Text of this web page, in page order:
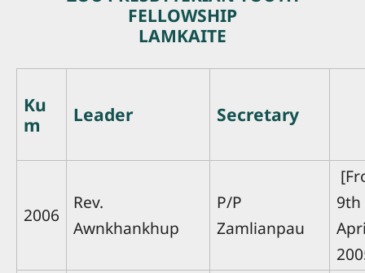
FELLOWSHIP
LAMKAITE
Ku
m
Leader Secretary
2006
Rev.
Awnkhankhup
P/P
Zamlianpau
9th